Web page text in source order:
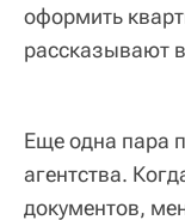
оформить
рассказывают
Еще одна пара
агентства.
документов,